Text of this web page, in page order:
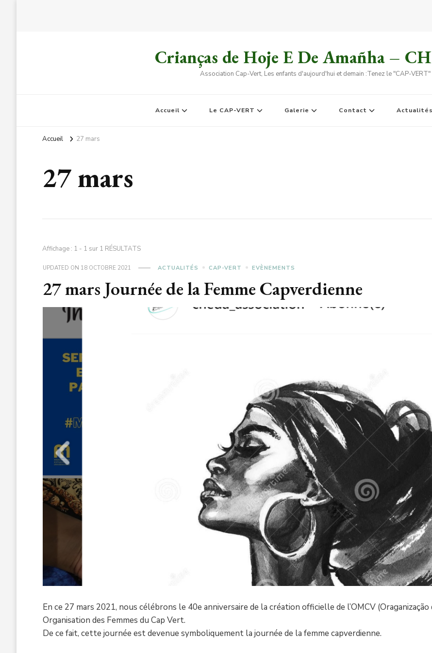
Crianças de Hoje E De Amañha –
Association Cap-Vert, Les enfants d'aujourd'hui et demain :Tenez le "CAP-VERT"
Accueil Le CAP-VERT Galerie Contact Actualités
Accueil 27 mars
27 mars
Affichage : 1 - 1 sur 1 RÉSULTATS
UPDATED ON 18 OCTOBRE 2021 ACTUALITÉS CAP-VERT EVÈNEMENTS
27 mars Journée de la Femme Capverdienne
En ce 27 mars 2021, nous célébrons le 40e anniversaire de la création officielle de l’OMCV
Organisation des Femmes du Cap Vert.
De ce fait, cette journée est devenue symboliquement la journée de la femme capverdienne.